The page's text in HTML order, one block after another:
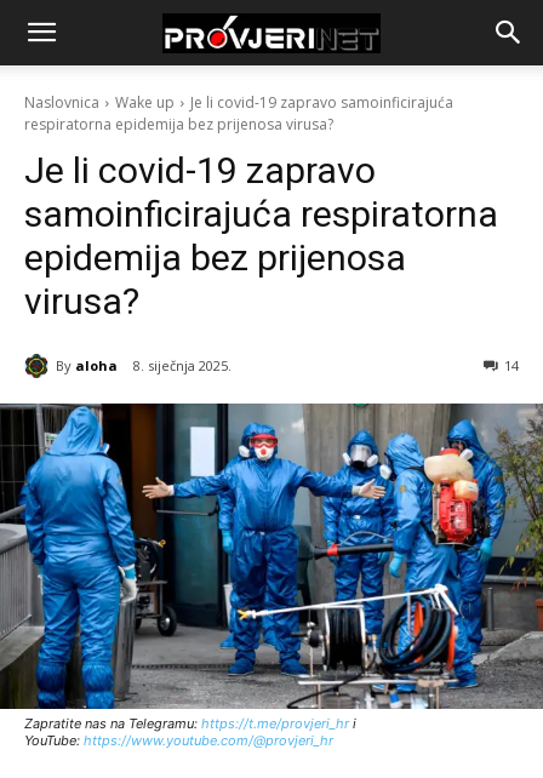
Naslovnica Wake up
Je li covid-19 zapravo samoinficirajuća
respiratorna epidemija bez prijenosa virusa?
Je li covid-19 zapravo
samoinficirajuća respiratorna
epidemija bez prijenosa
virusa?
By aloha 8. siječnja 2025. 14
Zapratite nas na Telegramu: https://t.me/provjeri_hri
YouTube: https://www.youtube.com/@provjeri_hr